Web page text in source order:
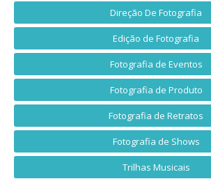
Direção De Fotografia
Edição de Fotografia
Fotografia de Eventos
Fotografia de Produto
Fotografia de Retratos
Fotografia de Shows
Trilhas Musicais